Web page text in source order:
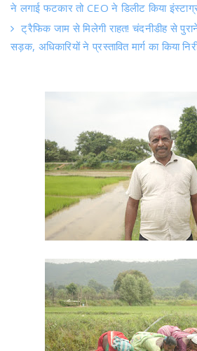
ने लगाई फटकार तो CEO ने डिलीट किया
ट्रैफिक जाम से मिलेगी राहत! चंदनीडीह से
सड़क, अधिकारियों ने प्रस्तावित मार्ग का किया